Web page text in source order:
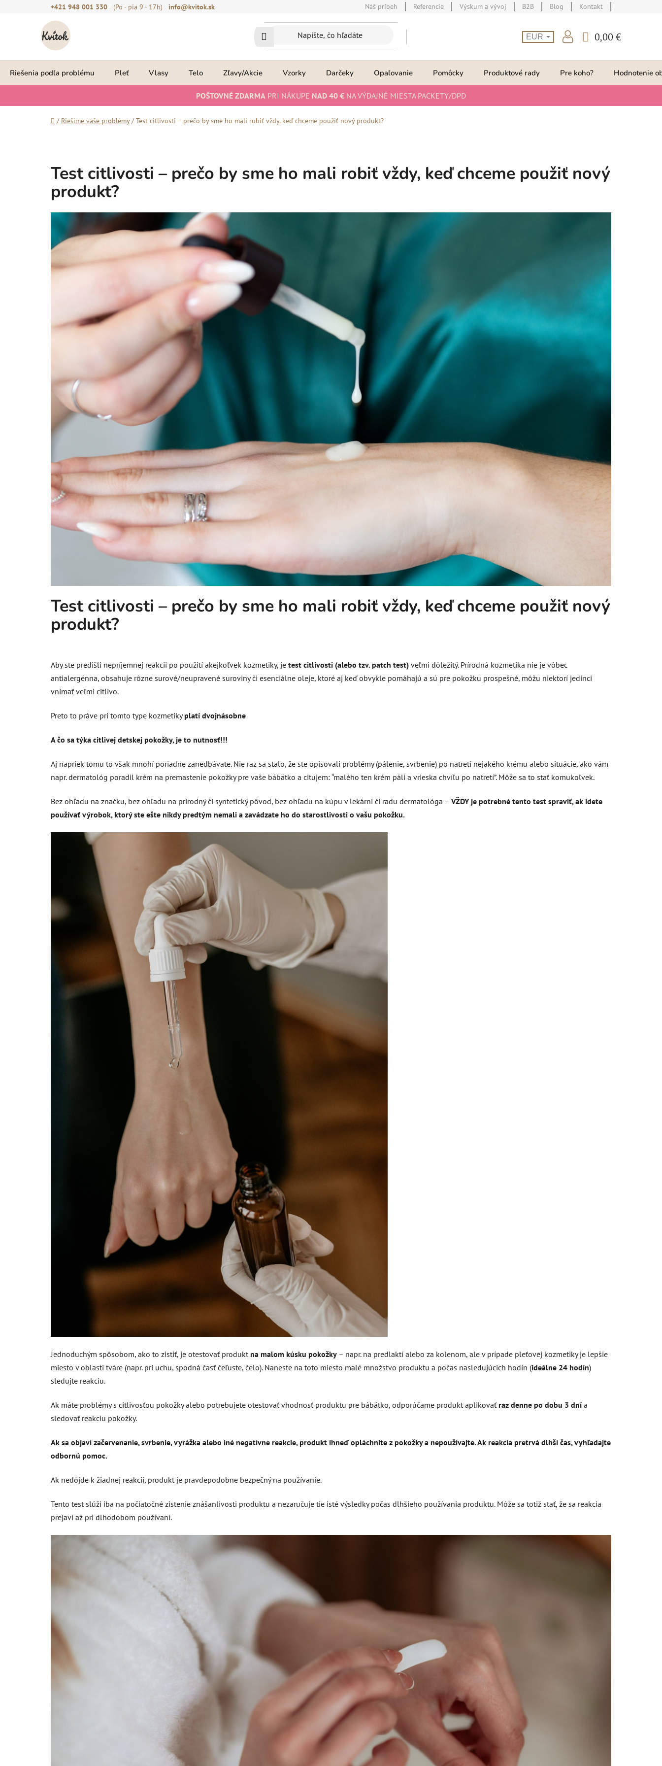
+421 948 001 330 (Po - pia 9 - 17h) info@kvitok.sk Náš príbeh Referencie Výskum a vývoj B2B Blog Kontakt
EUR
KOŠÍK
0,00 €
Riešenia podľa problému Pleť Vlasy Telo Zľavy/Akcie Vzorky Darčeky Opaľovanie Pomôcky Produktové rady Pre koho? Hodnotenie
POŠTOVNÉ ZDARMA PRI NÁKUPE NAD 40 € NA VÝDAJNÉ MIESTA PACKETY/DPD
Domov
/ Riešime vaše problémy / Test citlivosti – prečo by sme ho mali robiť vždy, keď chceme použiť nový produkt?
Test citlivosti – prečo by sme ho mali robiť vždy, keď chceme použiť nový
produkt?
Test citlivosti – prečo by sme ho mali robiť vždy, keď chceme použiť nový
produkt?
Aby ste predišli nepríjemnej reakcii po použití akejkoľvek kozmetiky, je test citlivosti (alebo tzv. patch test) veľmi dôležitý. Prírodná kozmetika nie je vôbec
antialergénna, obsahuje rôzne surové/neupravené suroviny či esenciálne oleje, ktoré aj keď obvykle pomáhajú a sú pre pokožku prospešné, môžu niektorí jedinci
vnímať veľmi citlivo.
Preto to práve pri tomto type kozmetikyplatí dvojnásobne
A čo sa týka citlivej detskej pokožky, je to nutnosť!!!
Aj napriek tomu to však mnohí poriadne zanedbávate. Nie raz sa stalo, že ste opisovali problémy (pálenie, svrbenie) po natretí nejakého krému alebo situácie, ako vám
napr. dermatológ poradil krém na premastenie pokožky pre vaše bábätko a citujem: “malého ten krém páli a vrieska chvíľu po natretí”. Môže sa to stať komukoľvek.
Bez ohľadu na značku, bez ohľadu na prírodný či syntetický pôvod, bez ohľadu na kúpu v lekárni či radu dermatológa – VŽDY je potrebné tento test spraviť, ak idete
používať výrobok, ktorý ste ešte nikdy predtým nemali a zavádzate ho do starostlivosti o vašu pokožku.
Jednoduchým spôsobom, ako to zistiť, je otestovať produkt na malom kúsku pokožky – napr. na predlaktí alebo za kolenom, ale v prípade pleťovej kozmetiky je lepšie
miesto v oblasti tváre (napr. pri uchu, spodná časť čeľuste, čelo). Naneste na toto miesto malé množstvo produktu a počas nasledujúcich hodín (ideálne 24 hodín)
sledujte reakciu.
Ak máte problémy s citlivosťou pokožky alebo potrebujete otestovať vhodnosť produktu pre bábätko, odporúčame produkt aplikovať raz denne po dobu 3 dní a
sledovať reakciu pokožky.
Ak sa objaví začervenanie, svrbenie, vyrážka alebo iné negatívne reakcie, produkt ihneď opláchnite z pokožky a nepoužívajte. Ak reakcia pretrvá dlhší čas, vyhľadajte
odbornú pomoc.
Ak nedôjde k žiadnej reakcii, produkt je pravdepodobne bezpečný na používanie.
Tento test slúži iba na počiatočné zistenie znášanlivosti produktu a nezaručuje tie isté výsledky počas dlhšieho používania produktu. Môže sa totiž stať, že sa reakcia
prejaví až pri dlhodobom používaní.